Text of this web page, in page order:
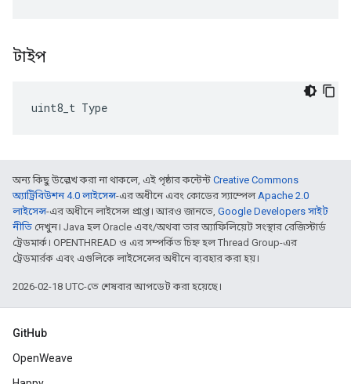
টাইপ
uint8_t Type
অন্য কিছু উল্লেখ করা না থাকলে, এই পৃষ্ঠার কন্টেন্ট Creative Commons
অ্যাট্রিবিউশন 4.0 লাইসেন্স-এর অধীনে এবং কোডের স্যাম্পেলApache 2.0
লাইসেন্স-এর অধীনে লাইসেন্স প্রাপ্ত। আরও জানতে, Google Developers সাইট
নীতি দেখুন। Java হল Oracle এবং/অথবা তার অ্যাফিলিয়েট সংস্থার রেজিস্টার্ড
ট্রেডমার্ক। OPENTHREAD ও এর সম্পর্কিত চিহ্ন হল Thread Group-এর
ট্রেডমার্রক এবং এগুলিকে লাইসেন্সের অধীনে ব্যবহার করা হয়।
2026-02-18 UTC-তে শেষবার আপডেট করা হয়েছে।
GitHub
OpenWeave